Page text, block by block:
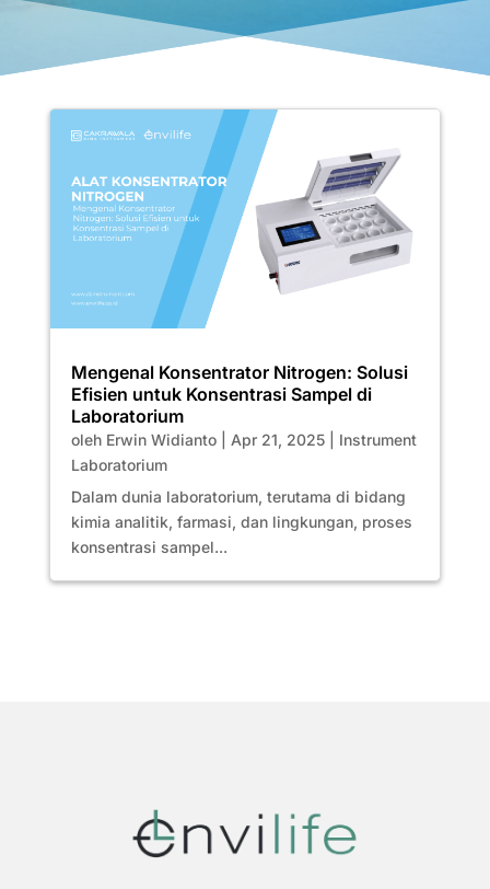
Mengenal Konsentrator Nitrogen: Solusi
Efisien untuk Konsentrasi Sampel di
Laboratorium
oleh Erwin Widianto| Apr 21, 2025| Instrument
Laboratorium
Dalam dunia laboratorium, terutama di bidang
kimia analitik, farmasi, dan lingkungan, proses
konsentrasi sampel...